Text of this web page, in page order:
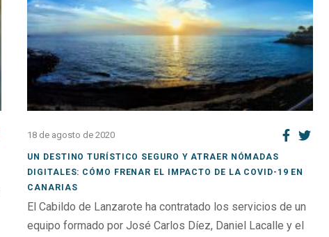
18 de agosto de 2020
UN DESTINO TURÍSTICO SEGURO Y ATRAER NÓMADAS
DIGITALES: CÓMO FRENAR EL IMPACTO DE LA COVID-19 EN
CANARIAS
El Cabildo de Lanzarote ha contratado los servicios de un
equipo formado por José Carlos Díez, Daniel Lacalle y el